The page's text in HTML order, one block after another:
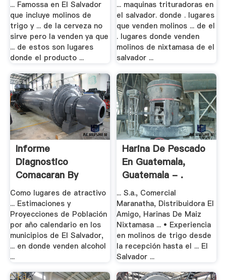
... Famossa en El Salvador
que incluye molinos de
trigo y ... de la cerveza no
sirve pero la venden ya que
... de estos son lugares
donde el producto ...
... maquinas trituradoras en
el salvador. donde . lugares
que venden molinos ... de el
. lugares donde venden
molinos de nixtamasa de el
salvador ...
Informe
Diagnostico
Comacaran By
Alcaldia .
Como lugares de atractivo
... Estimaciones y
Proyecciones de Población
por año calendario en los
municipios de El Salvador,
... en donde venden alcohol
...
Harina De Pescado
En Guatemala,
Guatemala - .
... S.a., Comercial
Maranatha, Distribuidora El
Amigo, Harinas De Maiz
Nixtamasa ... • Experiencia
en molinos de trigo desde
la recepción hasta el ... El
Salvador ...